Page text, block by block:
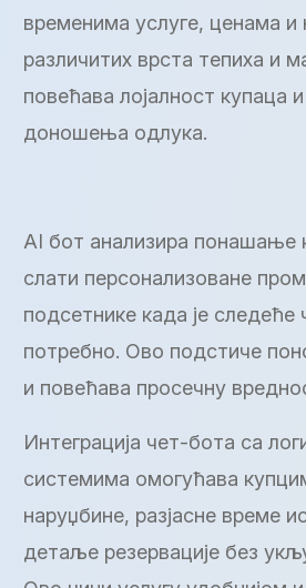
временима услуге, ценама и
различитих врста тепиха и
повећава лојалност купаца
доношења одлука.
AI бот анализира понашање
слати персонализоване
подсетнике када је
потребно. Ово подстиче
и повећава просечну
Интеграција чет-бота са
системима омогућава
наруџбине, разјасне време
детаље резервације без